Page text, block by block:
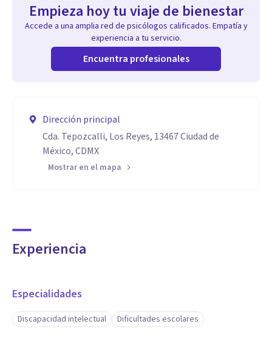
Empieza hoy tu viaje de bienestar
Accede a una amplia red de psicólogos calificados. Empatía y
experiencia a tu servicio.
Encuentra profesionales
Dirección principal
Cda. Tepozcalli, Los Reyes, 13467 Ciudad de
México, CDMX
Mostrar en el mapa
Experiencia
Especialidades
Discapacidad intelectual Dificultades escolares